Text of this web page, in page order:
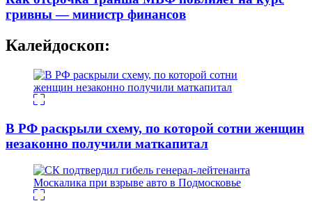
гривны — министр финансов
Калейдоскоп:
В РФ раскрыли схему, по которой сотни женщин
незаконно получили маткапитал